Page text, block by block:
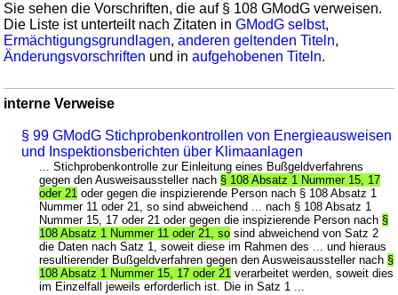
Sie sehen die Vorschriften, die auf § 108 GModG verweisen.
Die Liste ist unterteilt nach Zitaten inGModG selbst,
Ermächtigungsgrundlagen,anderen geltenden Titeln,
Änderungsvorschriften und inaufgehobenen Titeln.
interne Verweise
§ 99 GModG Stichprobenkontrollen von Energieausweisen
und Inspektionsberichten über Klimaanlagen
... Stichprobenkontrolle zur Einleitung eines Bußgeldverfahrens
gegen den Ausweisaussteller nach § 108 Absatz 1 Nummer 15, 17
oder 21 oder gegen die inspizierende Person nach § 108 Absatz 1
Nummer 11 oder 21, so sind abweichend ... nach § 108 Absatz 1
Nummer 15, 17 oder 21 oder gegen die inspizierende Person nach §
108 Absatz 1 Nummer 11 oder 21, so sind abweichend von Satz 2
die Daten nach Satz 1, soweit diese im Rahmen des ... und hieraus
resultierender Bußgeldverfahren gegen den Ausweisaussteller nach §
108 Absatz 1 Nummer 15, 17 oder 21 verarbeitet werden, soweit dies
im Einzelfall jeweils erforderlich ist. Die in Satz 1 ...